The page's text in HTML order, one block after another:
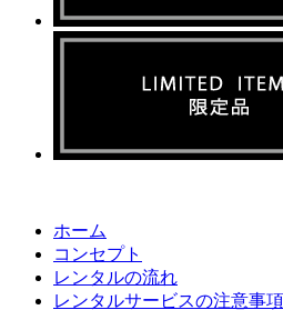
ホーム
コンセプト
レンタルの流れ
レンタルサービスの注意事項